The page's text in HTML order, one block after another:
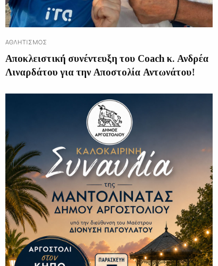
ΑΘΛΗΤΙΣΜΌΣ
Αποκλειστική συνέντευξη του Coach κ. Ανδρέα
Λιναρδάτου για την Αποστολία Αντωνάτου!